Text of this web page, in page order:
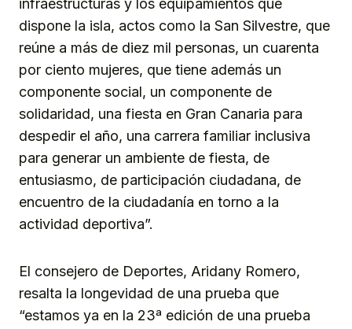
infraestructuras y los equipamientos que
dispone la isla, actos como la San Silvestre, que
reúne a más de diez mil personas, un cuarenta
por ciento mujeres, que tiene además un
componente social, un componente de
solidaridad, una fiesta en Gran Canaria para
despedir el año, una carrera familiar inclusiva
para generar un ambiente de fiesta, de
entusiasmo, de participación ciudadana, de
encuentro de la ciudadanía en torno a la
actividad deportiva”.
El consejero de Deportes, Aridany Romero,
resalta la longevidad de una prueba que
“estamos ya en la 23ª edición de una prueba